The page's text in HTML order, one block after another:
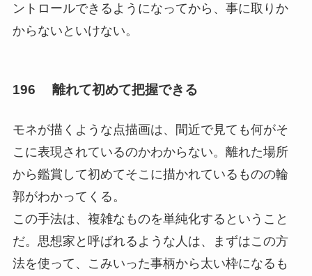
ントロールできるようになってから、事に取りか
からないといけない。
196 離れて初めて把握できる
モネが描くような点描画は、間近で見ても何がそ
こに表現されているのかわからない。離れた場所
から鑑賞して初めてそこに描かれているものの輪
郭がわかってくる。
この手法は、複雑なものを単純化するということ
だ。思想家と呼ばれるような人は、まずはこの方
法を使って、こみいった事柄から太い枠になるも